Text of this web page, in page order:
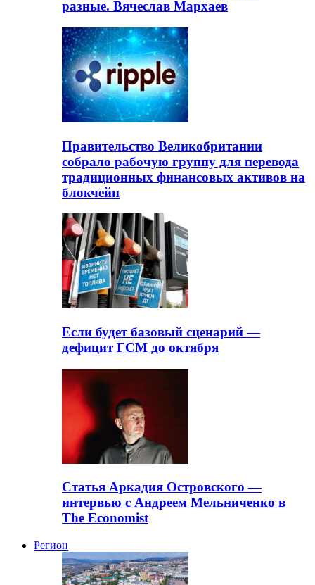
разные. Вячеслав Мархаев
Правительство Великобритании
собрало рабочую группу для перевода
традиционных финансовых активов на
блокчейн
Если будет базовый сценарий —
дефицит ГСМ до октября
Статья Аркадия Островского —
интервью с Андреем Мельниченко в
The Economist
Регион